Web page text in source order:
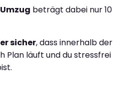
beträgt dabei nur 10
sicher, dass innerhalb der
Plan läuft und du stressfrei